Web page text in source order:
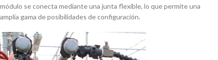
módulo se conecta mediante una junta flexible, lo que permite una
amplia gama de posibilidades de configuración.